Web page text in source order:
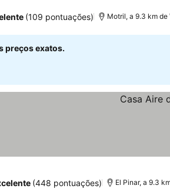
(109 pontuações) Motril, a 9.3 km de
preços exatos.
(448 pontuações) El Pinar, a 9.3